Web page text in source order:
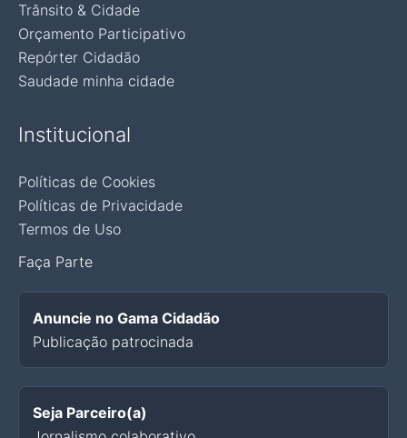
Trânsito & Cidade
Orçamento Participativo
Repórter Cidadão
Saudade minha cidade
Institucional
Políticas de Cookies
Políticas de Privacidade
Termos de Uso
Faça Parte
Anuncie no Gama Cidadão
Publicação patrocinada
Seja Parceiro(a)